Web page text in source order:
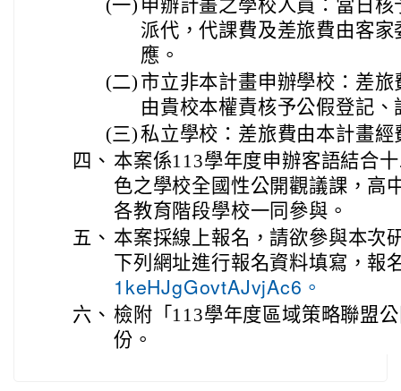
(一) 申辦計畫之學校人員：當日
派代，代課費及差旅費由客
應。
(二) 市立非本計畫申辦學校：差
由貴校本權責核予公假登記、
(三)私立學校：差旅費由本計畫經
四、 本案係113學年度申辦客語結合
色之學校全國性公開觀議課，高
各教育階段學校一同參與。
五、 本案採線上報名，請欲參與本次
下列網址進行報名資料填寫，報
1keHJgGovtAJvjAc6。
六、 檢附「113學年度區域策略聯盟
份。